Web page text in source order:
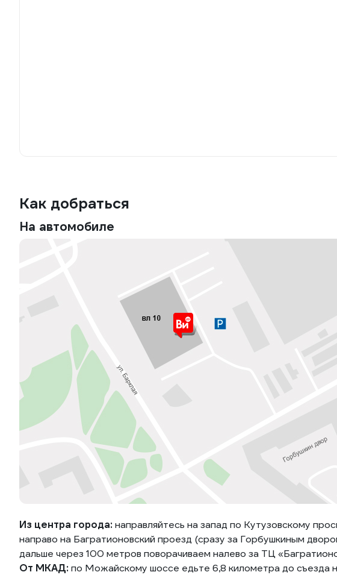
Как добраться
На автомобиле
Из центра города: направляйтесь на запад по Кутузовскому
направо на Багратионовский проезд (сразу за Горбушкиным
дальше через 100 метров поворачиваем налево за ТЦ
От МКАД: по Можайскому шоссе едьте 6,8 километра до съезда